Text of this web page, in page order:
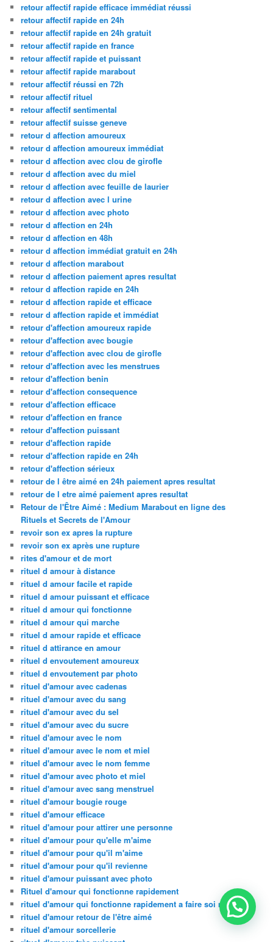
retour affectif rapide efficace immédiat réussi
retour affectif rapide en 24h
retour affectif rapide en 24h gratuit
retour affectif rapide en france
retour affectif rapide et puissant
retour affectif rapide marabout
retour affectif réussi en 72h
retour affectif rituel
retour affectif sentimental
retour affectif suisse geneve
retour d affection amoureux
retour d affection amoureux immédiat
retour d affection avec clou de girofle
retour d affection avec du miel
retour d affection avec feuille de laurier
retour d affection avec l urine
retour d affection avec photo
retour d affection en 24h
retour d affection en 48h
retour d affection immédiat gratuit en 24h
retour d affection marabout
retour d affection paiement apres resultat
retour d affection rapide en 24h
retour d affection rapide et efficace
retour d affection rapide et immédiat
retour d'affection amoureux rapide
retour d'affection avec bougie
retour d'affection avec clou de girofle
retour d'affection avec les menstrues
retour d'affection benin
retour d'affection consequence
retour d'affection efficace
retour d'affection en france
retour d'affection puissant
retour d'affection rapide
retour d'affection rapide en 24h
retour d'affection sérieux
retour de l être aimé en 24h paiement apres resultat
retour de l etre aimé paiement apres resultat
Retour de l'Être Aimé : Medium Marabout en ligne des
Rituels et Secrets de l'Amour
revoir son ex apres la rupture
revoir son ex après une rupture
rites d'amour et de mort
rituel d amour à distance
rituel d amour facile et rapide
rituel d amour puissant et efficace
rituel d amour qui fonctionne
rituel d amour qui marche
rituel d amour rapide et efficace
rituel d attirance en amour
rituel d envoutement amoureux
rituel d envoutement par photo
rituel d'amour avec cadenas
rituel d'amour avec du sang
rituel d'amour avec du sel
rituel d'amour avec du sucre
rituel d'amour avec le nom
rituel d'amour avec le nom et miel
rituel d'amour avec le nom femme
rituel d'amour avec photo et miel
rituel d'amour avec sang menstruel
rituel d'amour bougie rouge
rituel d'amour efficace
rituel d'amour pour attirer une personne
rituel d'amour pour qu'elle m'aime
rituel d'amour pour qu'il m'aime
rituel d'amour pour qu'il revienne
rituel d'amour puissant avec photo
Rituel d'amour qui fonctionne rapidement
rituel d'amour qui fonctionne rapidement a faire soi meme
rituel d'amour retour de l'être aimé
rituel d'amour sorcellerie